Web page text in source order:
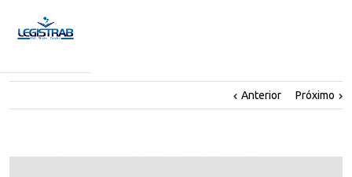
Anterior Próximo